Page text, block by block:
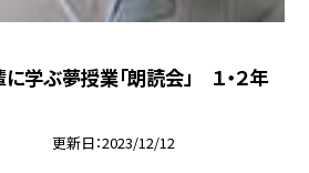
に学ぶ夢授業「朗読会」 １・２年
更新日 2023/12/12